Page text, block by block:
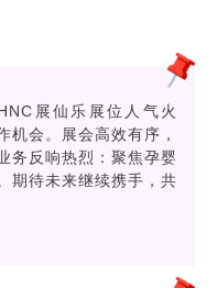
展仙乐展位人气火
机会。展会高效有序，
务反响热烈：聚焦孕婴
期待未来继续携手，共